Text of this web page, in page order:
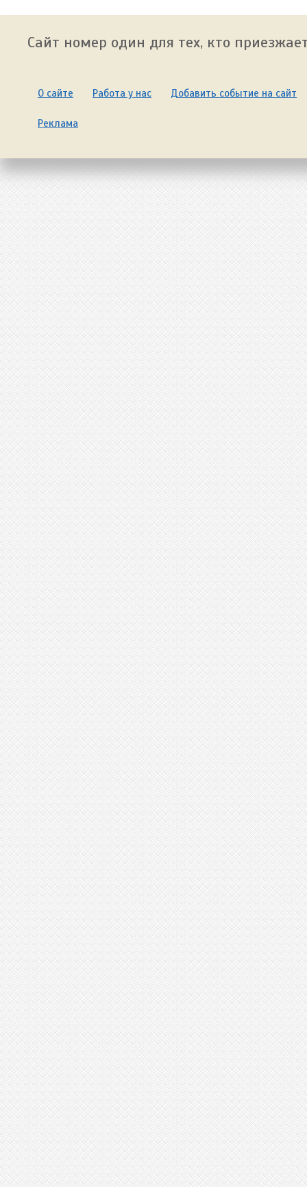
Сайт номер один для тех, кто
О сайте Работа у нас Добавить событие на сайт
Реклама